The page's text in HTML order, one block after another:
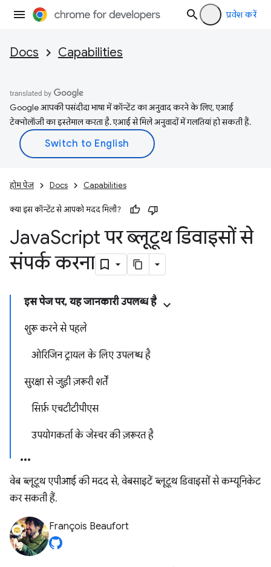
प्रवेश करें
Docs Capabilities
Google आपकी पसंदीदा भाषा में कॉन्टेंट का अनुवाद करने के लिए, एआई
टेक्नोलॉजी का इस्तेमाल करता है. एआई से मिले अनुवादों में गलतियां हो सकती हैं.
होम पेज Docs Capabilities
क्या इस कॉन्टेंट से आपको मदद मिली?
JavaScript पर ब्लूटूथ डिवाइसों से
संपर्क करना
इस पेज पर, यह जानकारी उपलब्ध है
शुरू करने से पहले
ओरिजिन ट्रायल के लिए उपलब्ध है
सुरक्षा से जुड़ी ज़रूरी शर्तें
सिर्फ़ एचटीटीपीएस
उपयोगकर्ता के जेस्चर की ज़रूरत है
वेब ब्लूटूथ एपीआई की मदद से, वेबसाइटें ब्लूटूथ डिवाइसों से कम्यूनिकेट
कर सकती हैं.
François Beaufort